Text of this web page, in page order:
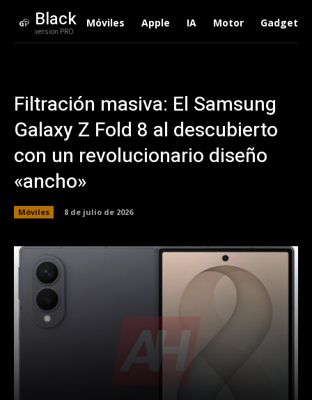
Black
version PRO
Móviles Apple IA Motor Gadgets
Filtración masiva: El Samsung
Galaxy Z Fold 8 al descubierto
con un revolucionario diseño
«ancho»
Móviles 8 de julio de 2026